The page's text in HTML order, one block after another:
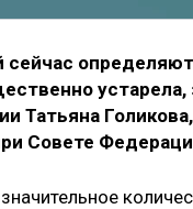
сейчас
Татьяна
Совете